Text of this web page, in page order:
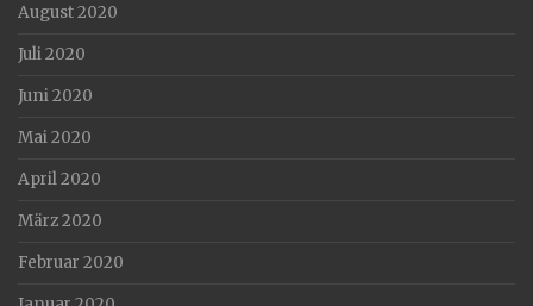
August 2020
Juli 2020
Juni 2020
Mai 2020
April 2020
März 2020
Februar 2020